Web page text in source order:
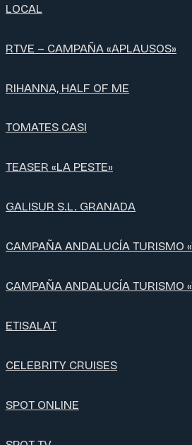
LOCAL
RTVE – CAMPAÑA «APLAUSOS»
RIHANNA, HALF OF ME
TOMATES CASI
TEASER «LA PESTE»
GALISUR S.L. GRANADA
CAMPAÑA ANDALUCÍA TURISMO
CAMPAÑA ANDALUCÍA TURISMO
ETISALAT
CELEBRITY CRUISES
SPOT ONLINE